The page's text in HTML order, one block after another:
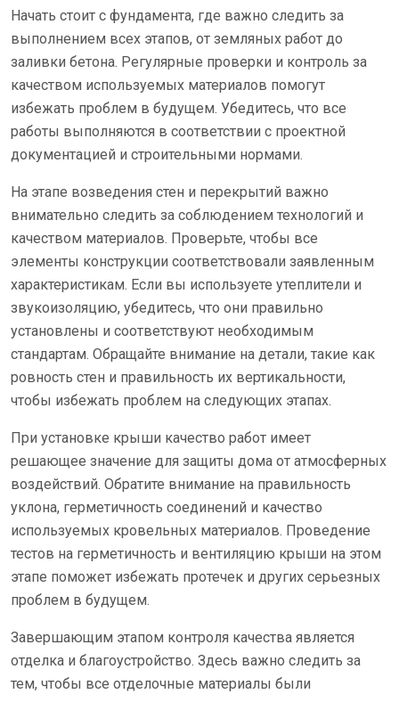
Начать стоит с фундамента, где важно следить за
выполнением всех этапов, от земляных работ до
заливки бетона. Регулярные проверки и контроль за
качеством используемых материалов помогут
избежать проблем в будущем. Убедитесь, что все
работы выполняются в соответствии с проектной
документацией и строительными нормами.
На этапе возведения стен и перекрытий важно
внимательно следить за соблюдением технологий и
качеством материалов. Проверьте, чтобы все
элементы конструкции соответствовали заявленным
характеристикам. Если вы используете утеплители и
звукоизоляцию, убедитесь, что они правильно
установлены и соответствуют необходимым
стандартам. Обращайте внимание на детали, такие как
ровность стен и правильность их вертикальности,
чтобы избежать проблем на следующих этапах.
При установке крыши качество работ имеет
решающее значение для защиты дома от атмосферных
воздействий. Обратите внимание на правильность
уклона, герметичность соединений и качество
используемых кровельных материалов. Проведение
тестов на герметичность и вентиляцию крыши на этом
этапе поможет избежать протечек и других серьезных
проблем в будущем.
Завершающим этапом контроля качества является
отделка и благоустройство. Здесь важно следить за
тем, чтобы все отделочные материалы были